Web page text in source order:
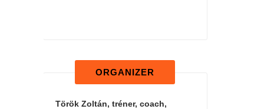
ORGANIZER
Török Zoltán, tréner, coach,